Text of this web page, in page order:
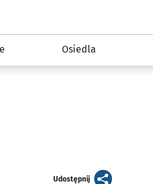
Osiedla
Udostępnijartykuł